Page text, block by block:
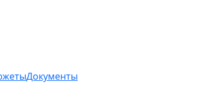
Документы